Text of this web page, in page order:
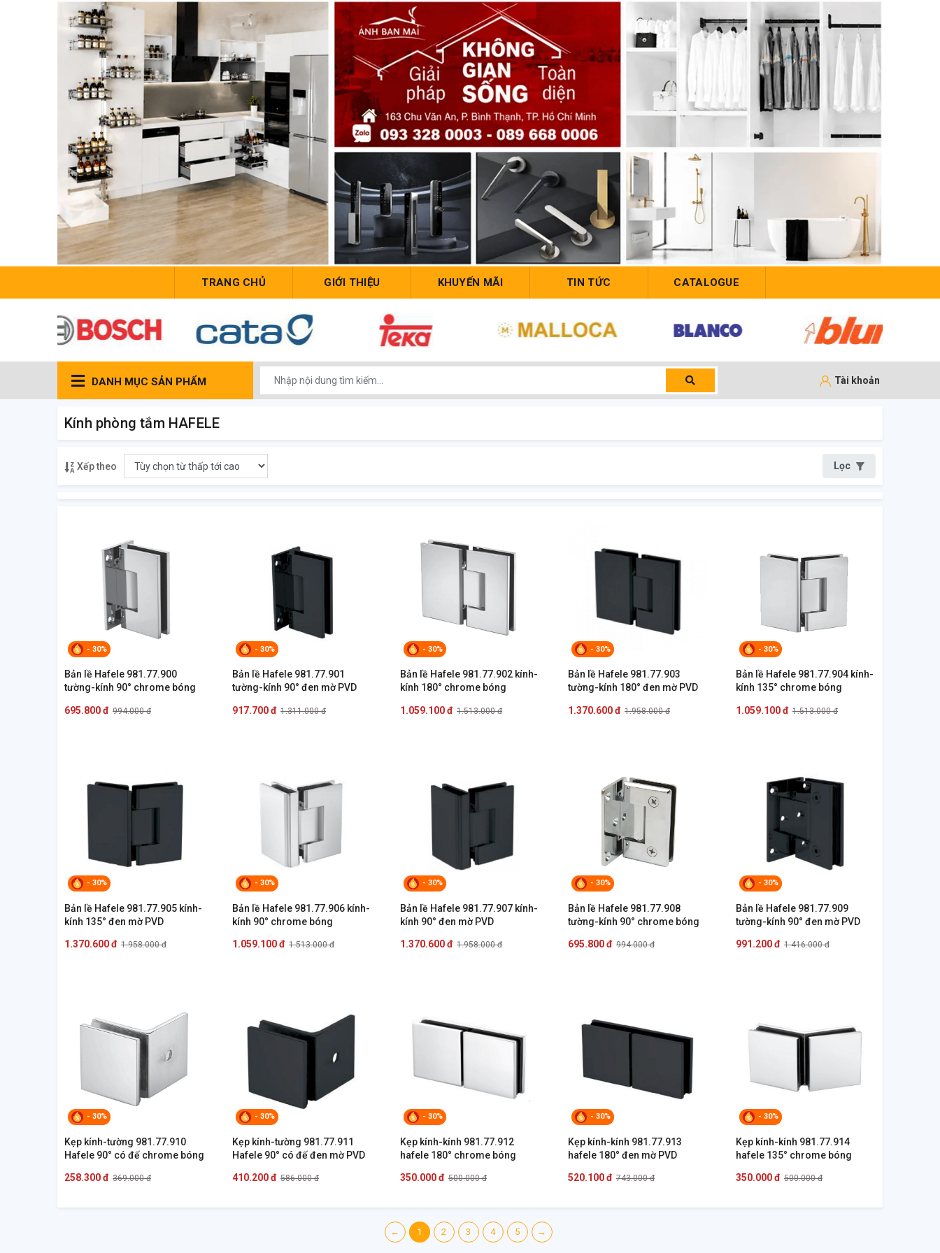
TRANG CHỦ GIỚI THIỆU KHUYẾN MÃI TIN TỨC CATALOGUE
DANH MỤC SẢN PHẨM Tài khoản
Kính phòng tắm HAFELE
Xếp theo Lọc
- 30%
Bản lề Hafele 981.77.900
tường-kính 90° chrome bóng
695.800 đ 994.000 đ
- 30%
Bản lề Hafele 981.77.901
tường-kính 90° đen mờ PVD
917.700 đ 1.311.000 đ
- 30%
Bản lề Hafele 981.77.902 kính-
kính 180° chrome bóng
1.059.100 đ 1.513.000 đ
- 30%
Bản lề Hafele 981.77.903
tường-kính 180° đen mờ PVD
1.370.600 đ 1.958.000 đ
- 30%
Bản lề Hafele 981.77.904 kính-
kính 135° chrome bóng
1.059.100 đ 1.513.000 đ
- 30%
Bản lề Hafele 981.77.905 kính-
kính 135° đen mờ PVD
1.370.600 đ 1.958.000 đ
- 30%
Bản lề Hafele 981.77.906 kính-
kính 90° chrome bóng
1.059.100 đ 1.513.000 đ
- 30%
Bản lề Hafele 981.77.907 kính-
kính 90° đen mờ PVD
1.370.600 đ 1.958.000 đ
- 30%
Bản lề Hafele 981.77.908
tường-kính 90° chrome bóng
695.800 đ 994.000 đ
- 30%
Bản lề Hafele 981.77.909
tường-kính 90° đen mờ PVD
991.200 đ 1.416.000 đ
- 30%
Kẹp kính-tường 981.77.910
Hafele 90° có đế chrome bóng
258.300 đ 369.000 đ
- 30%
Kẹp kính-tường 981.77.911
Hafele 90° có đế đen mờ PVD
410.200 đ 586.000 đ
- 30%
Kẹp kính-kính 981.77.912
hafele 180° chrome bóng
350.000 đ 500.000 đ
- 30%
Kẹp kính-kính 981.77.913
hafele 180° đen mờ PVD
520.100 đ 743.000 đ
- 30%
Kẹp kính-kính 981.77.914
hafele 135° chrome bóng
350.000 đ 500.000 đ
← 1 2 3 4 5 →